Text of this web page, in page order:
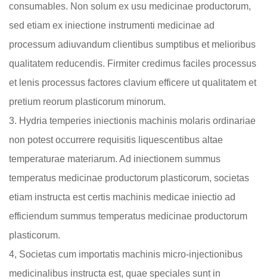
consumables. Non solum ex usu medicinae productorum,
sed etiam ex iniectione instrumenti medicinae ad
processum adiuvandum clientibus sumptibus et melioribus
qualitatem reducendis. Firmiter credimus faciles processus
et lenis processus factores clavium efficere ut qualitatem et
pretium reorum plasticorum minorum.
3. Hydria temperies iniectionis machinis molaris ordinariae
non potest occurrere requisitis liquescentibus altae
temperaturae materiarum. Ad iniectionem summus
temperatus medicinae productorum plasticorum, societas
etiam instructa est certis machinis medicae iniectio ad
efficiendum summus temperatus medicinae productorum
plasticorum.
4, Societas cum importatis machinis micro-injectionibus
medicinalibus instructa est, quae speciales sunt in